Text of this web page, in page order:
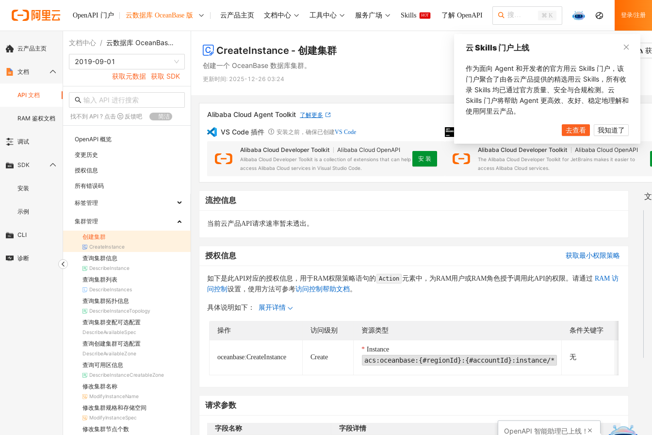
OpenAPI 门户 云数据库 OceanBase 版 云产品主页 文档中心 工具中心 服务广场 Skills HOT 了解 OpenAPI ⌘ K 登录/注册
云产品主页
文档
API 文档
RAM 鉴权文档
调试
SDK
安装
示例
CLI
诊断
文档中心 / 云数据库 OceanBase 版
2019-09-01
获取元数据 获取 SDK
找不到 API ? 点击 反馈吧 简洁
OpenAPI 概览
变更历史
授权信息
所有错误码
标签管理
集群管理
创建集群
CreateInstance
查询集群信息
DescribeInstance
查询集群列表
DescribeInstances
查询集群拓扑信息
DescribeInstanceTopology
查询集群变配可选配置
DescribeAvailableSpec
查询创建集群可选配置
DescribeAvailableZone
查询可用区信息
DescribeInstanceCreatableZone
修改集群名称
ModifyInstanceName
修改集群规格和存储空间
ModifyInstanceSpec
修改集群节点个数
CreateInstance - 创建集群
创建一个 OceanBase 数据库集群。
更新时间: 2025-12-26 03:24
Alibaba Cloud Agent Toolkit 了解更多
VS Code 插件 安装之前，确保已创建VS Code
Alibaba Cloud Developer Toolkit Alibaba Cloud OpenAPI
Alibaba Cloud Developer Toolkit is a collection of extensions that can help
access Alibaba Cloud services in Visual Studio Code.
安 装
安装之前，确保已创建JetBrains IDE
Alibaba Cloud Developer Toolkit Alibaba Cloud OpenAPI
The Alibaba Cloud Developer Toolkit for JetBrains makes it easier to
access Alibaba Cloud services.
流控信息
当前云产品API请求速率暂未透出。
授权信息 获取最小权限策略
如下是此API对应的授权信息，用于RAM权限策略语句的 Action 元素中，为RAM用户或RAM角色授予调用此API的权限。请通过 RAM 访
问控制 设置，使用方法可参考访问控制帮助文档。
具体说明如下： 展开详情
操作 访问级别 资源类型 条件关键字
oceanbase:CreateInstance Create
Instance
acs:oceanbase:{#regionId}:{#accountId}:instance/* 无
请求参数
字段名称 字段详情
云 Skills 门户上线
作为面向 Agent 和开发者的官方用云 Skills 门户，该
门户聚合了由各云产品提供的精选用云 Skills，所有收
录 Skills 均已通过官方质量、安全与合规检测。云
Skills 门户将帮助 Agent 更高效、友好、稳定地理解和
使用阿里云产品。
去查看 我知道了
OpenAPI 智能助理已上线！